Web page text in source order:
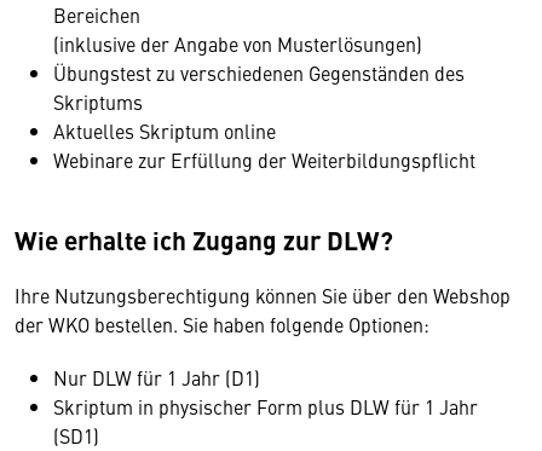
Bereichen
(inklusive der Angabe von Musterlösungen)
Übungstest zu verschiedenen Gegenständen des
Skriptums
Aktuelles Skriptum online
Webinare zur Erfüllung der Weiterbildungspflicht
Wie erhalte ich Zugang zur DLW?
Ihre Nutzungsberechtigung können Sie über den Webshop
der WKO bestellen. Sie haben folgende Optionen:
Nur DLW für 1 Jahr (D1)
Skriptum in physischer Form plus DLW für 1 Jahr
(SD1)